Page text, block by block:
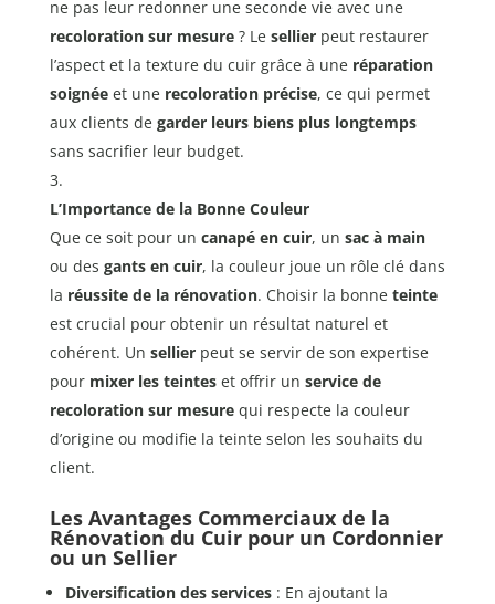
ne pas leur redonner une seconde vie avec une
recoloration sur mesure? Le sellierpeut restaurer
l’aspect et la texture du cuir grâce à une réparation
soignéeet une recoloration précise, ce qui permet
aux clients de garder leurs biens plus longtemps
sans sacrifier leur budget.
L’Importance de la Bonne Couleur
Que ce soit pour un canapé en cuir, un sac à main
ou des gants en cuir, la couleur joue un rôle clé dans
la réussite de la rénovation. Choisir la bonne teinte
est crucial pour obtenir un résultat naturel et
cohérent. Un sellierpeut se servir de son expertise
pour mixer les teinteset offrir un service de
recoloration sur mesurequi respecte la couleur
d’origine ou modifie la teinte selon les souhaits du
client.
Les Avantages Commerciaux de la
Rénovation du Cuir pour un Cordonnier
ou un Sellier
Diversification des services: En ajoutant la